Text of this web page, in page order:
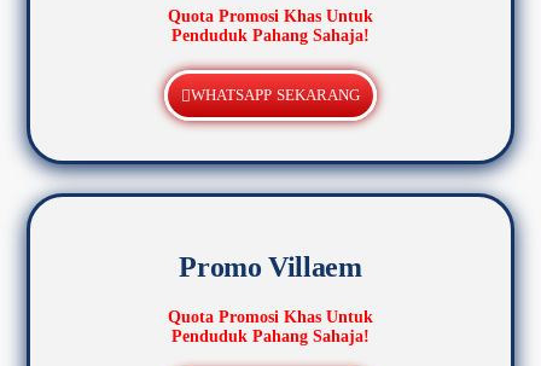
Quota Promosi Khas Untuk
Penduduk Pahang Sahaja!
WHATSAPP SEKARANG
Promo Villaem
Quota Promosi Khas Untuk
Penduduk Pahang Sahaja!